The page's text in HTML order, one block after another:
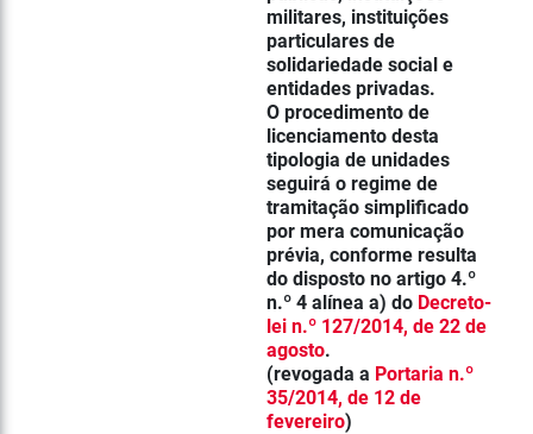
militares, instituições
particulares de
solidariedade social e
entidades privadas.
O procedimento de
licenciamento desta
tipologia de unidades
seguirá o regime de
tramitação simplificado
por mera comunicação
prévia, conforme resulta
do disposto no artigo 4.º
n.º 4 alínea a) do Decreto-
lei n.º 127/2014, de 22 de
agosto.
(revogada a Portaria n.º
35/2014, de 12 de
fevereiro)